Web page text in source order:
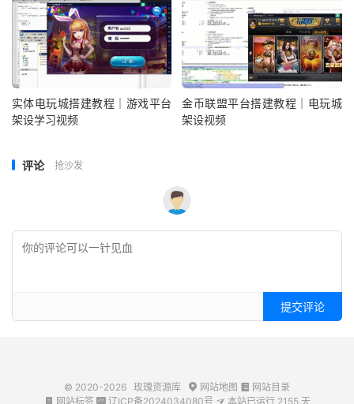
实体电玩城搭建教程｜游戏平台
架设学习视频
金币联盟平台搭建教程｜电玩城
架设视频
评论 抢沙发
提交评论
© 2020-2026 玫瑰资源库  网站地图  网站目录
 网站标签 辽ICP备2024034080号  本站已运行 2155天